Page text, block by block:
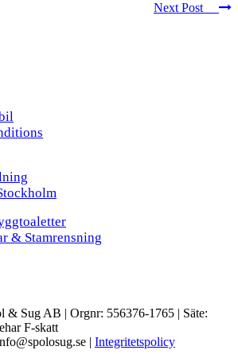
Next Post
& Stamrensning
& Sug AB | Orgnr: 556376-1765 | Säte:
F-skatt
| Integritetspolicy